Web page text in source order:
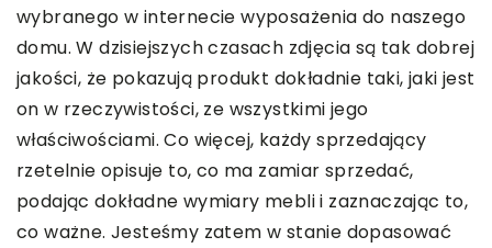
wybranego w internecie wyposażenia do naszego
domu. W dzisiejszych czasach zdjęcia są tak dobrej
jakości, że pokazują produkt dokładnie taki, jaki jest
on w rzeczywistości, ze wszystkimi jego
właściwościami. Co więcej, każdy sprzedający
rzetelnie opisuje to, co ma zamiar sprzedać,
podając dokładne wymiary mebli i zaznaczając to,
co ważne. Jesteśmy zatem w stanie dopasować